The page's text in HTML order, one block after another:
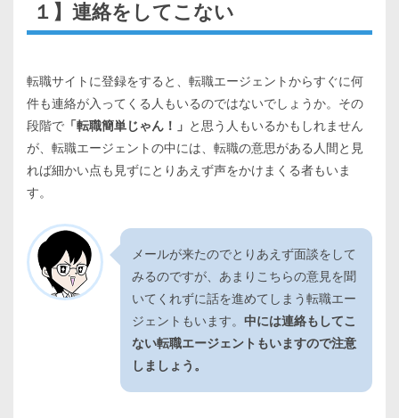
１】連絡をしてこない
転職サイトに登録をすると、転職エージェントからすぐに何
件も連絡が入ってくる人もいるのではないでしょうか。その
段階で 「転職簡単じゃん！」 と思う人もいるかもしれません
が、転職エージェントの中には、転職の意思がある人間と見
れば細かい点も見ずにとりあえず声をかけまくる者もいま
す。
メールが来たのでとりあえず面談をして
みるのですが、あまりこちらの意見を聞
いてくれずに話を進めてしまう転職エー
ジェントもいます。 中には連絡もしてこ
ない転職エージェントもいますので注意
しましょう。